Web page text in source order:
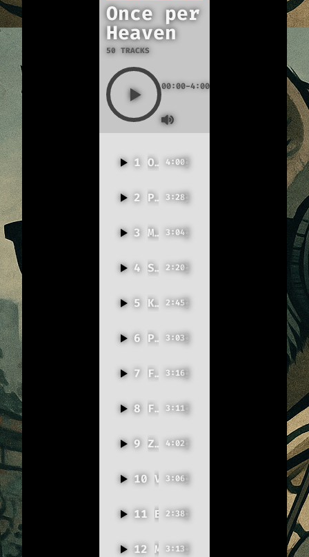
Once per
Heaven
50 TRACKS
00:00-4:00
1 Once per Heaven 4:00
2 Poslední sbohem 3:28
3 My heart is glass (Wolves) 3:04
4 Silent knows it all 2:20
5 Květina v betonu 2:45
6 Pod maskou další já 3:03
7 False self & True self (English Version) 3:16
8 False self & True self 3:11
9 Zavři oči 4:02
10 Vlčí kámen3:06
11 Blue Goldstone2:38
12 Město beze jména3:13